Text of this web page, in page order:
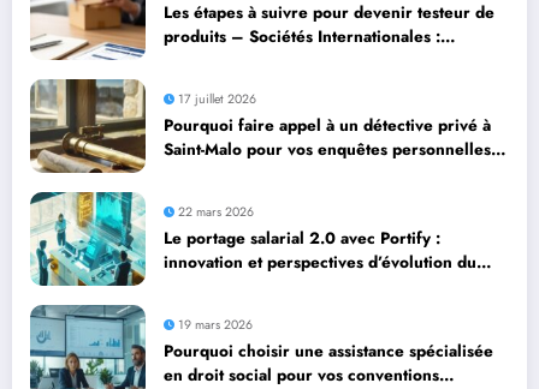
Les étapes à suivre pour devenir testeur de
produits – Sociétés Internationales :
17 juillet 2026
Pourquoi faire appel à un détective privé à
Saint-Malo pour vos enquêtes personnelles
22 mars 2026
Le portage salarial 2.0 avec Portify :
innovation et perspectives d’évolution du
19 mars 2026
Pourquoi choisir une assistance spécialisée
en droit social pour vos conventions